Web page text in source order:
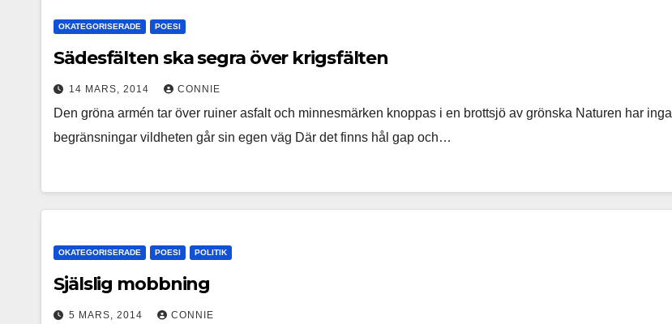
OKATEGORISERADE POESI
Sädesfälten ska segra över krigsfälten
14 MARS, 2014 CONNIE
Den gröna armén tar över ruiner asfalt och minnesmärken knoppas i en brottsjö av grönska Naturen har inga
begränsningar vildheten går sin egen väg Där det finns hål gap och…
OKATEGORISERADE POESI POLITIK
Själslig mobbning
5 MARS, 2014 CONNIE